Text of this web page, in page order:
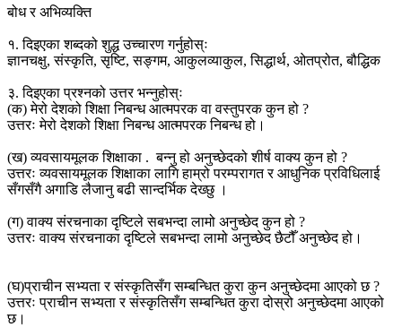
बोध र अभिव्यक्ति
१. दिइएका शब्दको शुद्ध उच्चारण गर्नुहोस्ः
ज्ञानचक्षु, संस्कृति, सृष्टि, सङ्गम, आकुलव्याकुल, सिद्धार्थ, ओतप्रोत, बौद्धिक
३. दिइएका प्रश्नको उत्तर भन्नुहोस्ः
(क) मेरो देशको शिक्षा निबन्ध आत्मपरक वा वस्तुपरक कुन हो ?
उत्तरः मेरो देशको शिक्षा निबन्ध आत्मपरक निबन्ध हो।
(ख) व्यवसायमूलक शिक्षाका . बन्नु हो अनुच्छेदको शीर्ष वाक्य कुन हो ?
उत्तरः व्यवसायमूलक शिक्षाका लागि हाम्रो परम्परागत र आधुनिक प्रविधिलाई
सँगसँगै अगाडि लैजानु बढी सान्दर्भिक देख्छु ।
(ग) वाक्य संरचनाका दृष्टिले सबभन्दा लामो अनुच्छेद कुन हो ?
उत्तरः वाक्य संरचनाका दृष्टिले सबभन्दा लामो अनुच्छेद छैटौँ अनुच्छेद हो।
(घ)प्राचीन सभ्यता र संस्कृतिसँग सम्बन्धित कुरा कुन अनुच्छेदमा आएको छ ?
उत्तरः प्राचीन सभ्यता र संस्कृतिसँग सम्बन्धित कुरा दोस्रो अनुच्छेदमा आएको
छ।